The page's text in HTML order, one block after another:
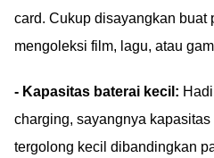
card. Cukup disayangkan buat
mengoleksi film, lagu, atau
- Kapasitas baterai kecil:
charging, sayangnya
tergolong kecil dibandingkan